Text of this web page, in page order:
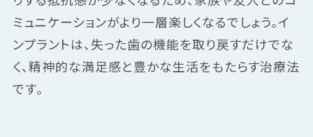
ミュニケーションがより一層楽しくなるでしょう。イ
ンプラントは、失った歯の機能を取り戻すだけでな
く、精神的な満足感と豊かな生活をもたらす治療法
です。